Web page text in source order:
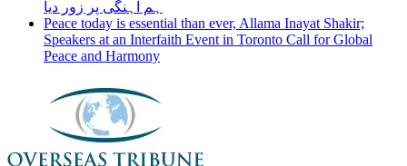
ہم آہنگی پر زور دیا
Peace today is essential than ever, Allama Inayat Shakir;
Speakers at an Interfaith Event in Toronto Call for Global
Peace and Harmony